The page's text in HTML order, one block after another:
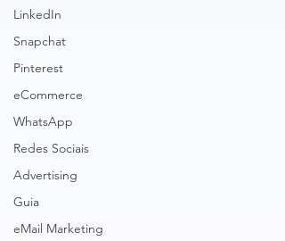
LinkedIn
Snapchat
Pinterest
eCommerce
WhatsApp
Redes Sociais
Advertising
Guia
eMail Marketing